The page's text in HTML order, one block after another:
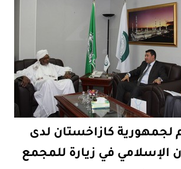
لجمهورية كازاخستان لدى
الإسلامي في زيارة للمجمع